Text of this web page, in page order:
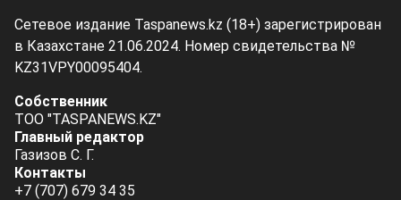
Сетевое издание Taspanews.kz (18+) зарегистрирован
в Казахстане 21.06.2024. Номер свидетельства №
KZ31VPY00095404.
Собственник
ТОО "TASPANEWS.KZ"
Главный редактор
Газизов С. Г.
Контакты
+7 (707) 679 34 35